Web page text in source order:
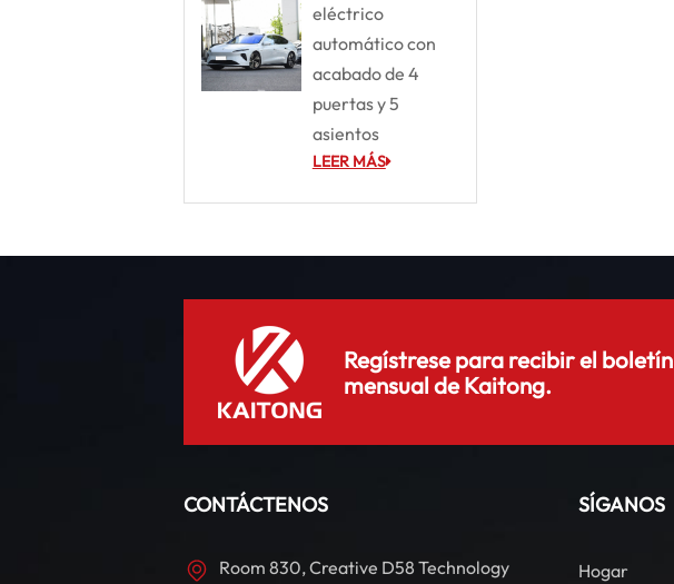
eléctrico
automático con
acabado de 4
puertas y 5
asientos
LEER MÁS
Regístrese para recibir el boletín
mensual de Kaitong.
CONTÁCTENOS
Room 830, Creative D58 Technology
SÍGANOS
Hogar